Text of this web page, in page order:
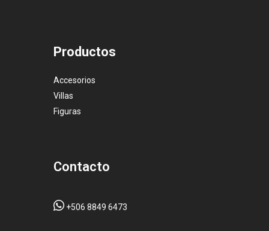
Productos
Accesorios
Villas
Figuras
Contacto
+506 8849 6473